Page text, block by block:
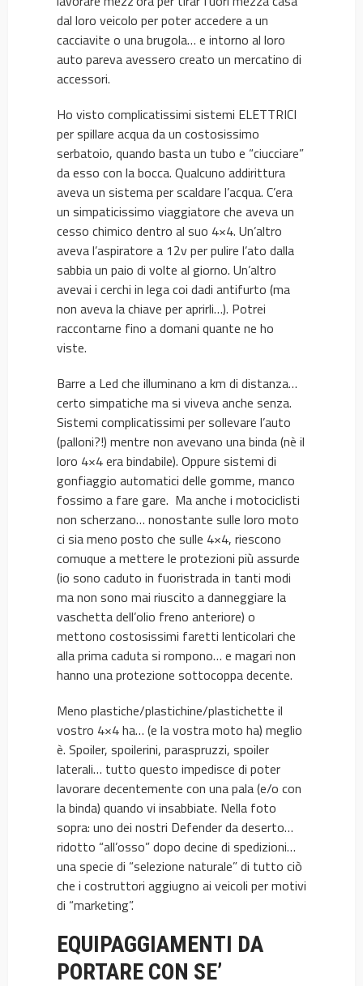
dal loro veicolo per poter accedere a un
cacciavite o una brugola… e intorno al loro
auto pareva avessero creato un mercatino di
accessori.
Ho visto complicatissimi sistemi ELETTRICI
per spillare acqua da un costosissimo
serbatoio, quando basta un tubo e “ciucciare”
da esso con la bocca. Qualcuno addirittura
aveva un sistema per scaldare l’acqua. C’era
un simpaticissimo viaggiatore che aveva un
cesso chimico dentro al suo 4×4. Un’altro
aveva l’aspiratore a 12v per pulire l’ato dalla
sabbia un paio di volte al giorno. Un’altro
avevai i cerchi in lega coi dadi antifurto (ma
non aveva la chiave per aprirli…). Potrei
raccontarne fino a domani quante ne ho
viste.
Barre a Led che illuminano a km di distanza…
certo simpatiche ma si viveva anche senza.
Sistemi complicatissimi per sollevare l’auto
(palloni?!) mentre non avevano una binda (nè il
loro 4×4 era bindabile). Oppure sistemi di
gonfiaggio automatici delle gomme, manco
fossimo a fare gare. Ma anche i motociclisti
non scherzano… nonostante sulle loro moto
ci sia meno posto che sulle 4×4, riescono
comuque a mettere le protezioni più assurde
(io sono caduto in fuoristrada in tanti modi
ma non sono mai riuscito a danneggiare la
vaschetta dell’olio freno anteriore) o
mettono costosissimi faretti lenticolari che
alla prima caduta si rompono… e magari non
hanno una protezione sottocoppa decente.
Meno plastiche/plastichine/plastichette il
vostro 4×4 ha… (e la vostra moto ha) meglio
è. Spoiler, spoilerini, paraspruzzi, spoiler
laterali… tutto questo impedisce di poter
lavorare decentemente con una pala (e/o con
la binda) quando vi insabbiate. Nella foto
sopra: uno dei nostri Defender da deserto…
ridotto “all’osso” dopo decine di spedizioni…
una specie di “selezione naturale” di tutto ciò
che i costruttori aggiugno ai veicoli per motivi
di “marketing”.
EQUIPAGGIAMENTI DA
PORTARE CON SE’